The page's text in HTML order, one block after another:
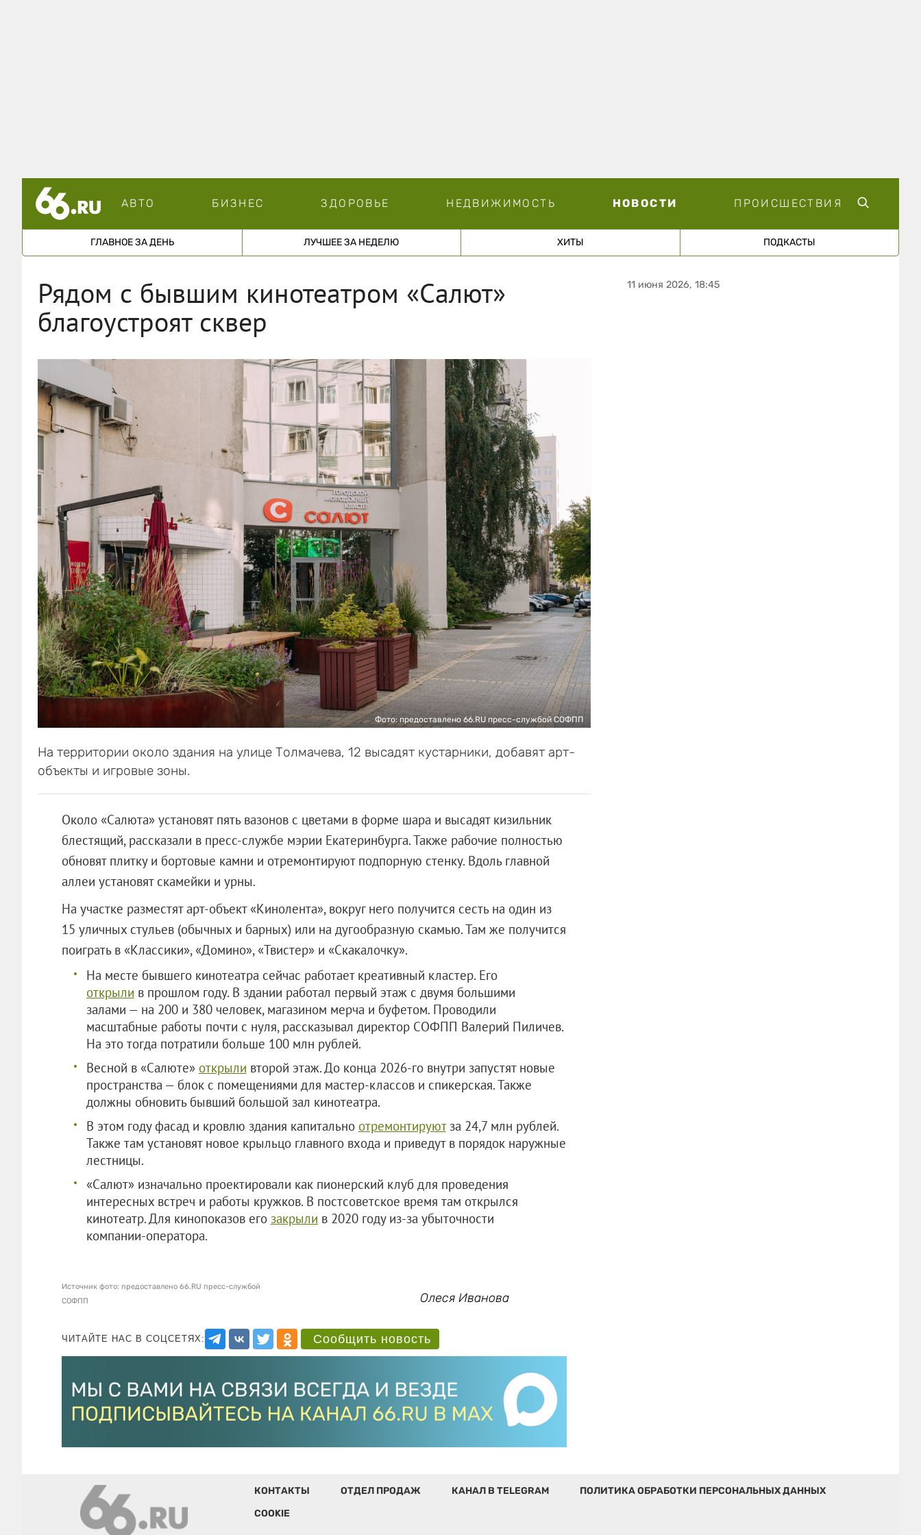
АВТО БИЗНЕС ЗДОРОВЬЕ НЕДВИЖИМОСТЬ НОВОСТИ ПРОИСШЕСТВИЯ
ГЛАВНОЕ ЗА ДЕНЬ ЛУЧШЕЕ ЗА НЕДЕЛЮ ХИТЫ ПОДКАСТЫ
Рядом с бывшим кинотеатром «Салют»
благоустроят сквер
Фото: предоставлено 66.RU пресс-службой СОФПП
На территории около здания на улице Толмачева, 12 высадят кустарники, добавят арт-
объекты и игровые зоны.
Около «Салюта» установят пять вазонов с цветами в форме шара и высадят кизильник
блестящий, рассказали в пресс-службе мэрии Екатеринбурга. Также рабочие полностью
обновят плитку и бортовые камни и отремонтируют подпорную стенку. Вдоль главной
аллеи установят скамейки и урны.
На участке разместят арт-объект «Кинолента», вокруг него получится сесть на один из
15 уличных стульев (обычных и барных) или на дугообразную скамью. Там же получится
поиграть в «Классики», «Домино», «Твистер» и «Скакалочку».
На месте бывшего кинотеатра сейчас работает креативный кластер. Его
открыли в прошлом году. В здании работал первый этаж с двумя большими
залами — на 200 и 380 человек, магазином мерча и буфетом. Проводили
масштабные работы почти с нуля, рассказывал директор СОФПП Валерий Пиличев.
На это тогда потратили больше 100 млн рублей.
Весной в «Салюте» открыли второй этаж. До конца 2026-го внутри запустят новые
пространства — блок с помещениями для мастер-классов и спикерская. Также
должны обновить бывший большой зал кинотеатра.
В этом году фасад и кровлю здания капитально отремонтируютза 24,7 млн рублей.
Также там установят новое крыльцо главного входа и приведут в порядок наружные
лестницы.
«Салют» изначально проектировали как пионерский клуб для проведения
интересных встреч и работы кружков. В постсоветское время там открылся
кинотеатр. Для кинопоказов его закрыли в 2020 году из‑за убыточности
компании‑оператора.
Источник фото: предоставлено 66.RU пресс-службой
СОФПП
Олеся Иванова
ЧИТАЙТЕ НАС В СОЦСЕТЯХ: Сообщить новость
11 июня 2026, 18:45
КОНТАКТЫ ОТДЕЛ ПРОДАЖ КАНАЛ В TELEGRAM
ПОЛИТИКА ОБРАБОТКИ ПЕРСОНАЛЬНЫХ ДАННЫХ
COOKIE